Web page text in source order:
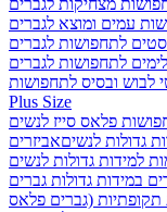
מצחיקות לגברים
עמים ומוצא לגברים
לתחפושות לגברים
לתחפושות לגברים
Plus Size
פלאס סייז לנשים
גדולות לנשיםאביזרים
למידות גדולות לנשים
במידות גדולות גברים
(גברים פלאס